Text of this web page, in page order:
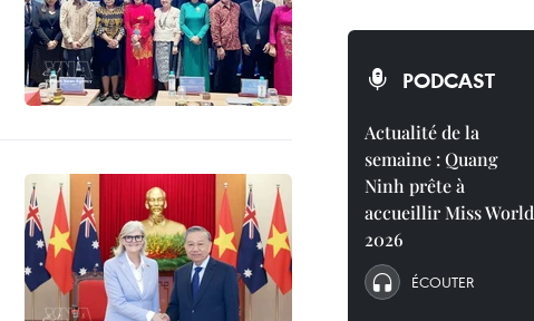
PODCAST
Actualité de la
semaine : Quang
Ninh prête à
accueillir Miss World
2026
ÉCOUTER